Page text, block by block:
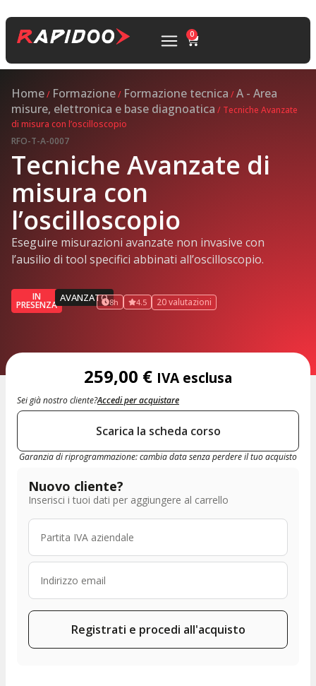
0
Home/ Formazione/ Formazione tecnica /A - Area
misure, elettronica e base diagnoatica / Tecniche Avanzate
di misura con l’oscilloscopio
RFO-T-A-0007
Tecniche Avanzate di
misura con
l’oscilloscopio
Eseguire misurazioni avanzate non invasive con
l’ausilio di tool specifici abbinati all’oscilloscopio.
IN
PRESENZA
AVANZATO8h 4.5 20 valutazioni
259,00 € IVA esclusa
Sei già nostro cliente?Accedi per acquistare
Scarica la scheda corso
Garanzia di riprogrammazione: cambia data senza perdere il tuo acquisto
Nuovo cliente?
Inserisci i tuoi dati per aggiungere al carrello
Registrati e procedi all'acquisto